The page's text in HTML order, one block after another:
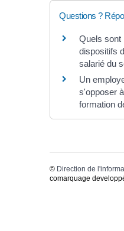
Questions ?
Quels sont
dispositifs
salarié du
Un
s'opposer
formation
© Direction de
comarquage